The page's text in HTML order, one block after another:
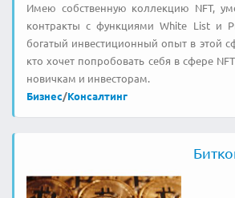
Имею собственную коллекцию NFT,
контракты с функциями White List и
богатый инвестиционный опыт в этой
кто хочет попробовать себя в сфере
новичкам и инвесторам.
Бизнес/Консалтинг